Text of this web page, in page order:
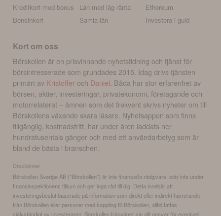
Kreditkort med bonus
Bensinkort
Lån med låg ränta
Samla lån
Ethereum
Investera i guld
Kort om oss
Börskollen är en prisvinnande nyhetstidning och tjänst för
börsintresserade som grundades 2015. Idag drivs tjänsten
primärt av Kristoffer och Daniel. Båda har stor erfarenhet av
börsen, aktier, investeringar, privatekonomi, företagande och
motorrelaterat – ämnen som det frekvent skrivs nyheter om till
Börskollens växande skara läsare. Nyhetsappen som finns
tillgänglig, kostnadsfritt, har under åren laddats ner
hundratusentals gånger och med ett användarbetyg som är
bland de bästa i branschen.
Disclaimer
Börskollen Sverige AB ("Börskollen") är inte finansiella rådgivare, står inte under
finansinspektionens tillsyn och ger inga råd till dig. Detta innebär att
investeringsbeslut baserade på information som direkt eller indirekt härrörande
från Börskollen eller personer med koppling till Börskollen, alltid fattas
självständigt av investeraren. Börskollen frånsäger sig allt ansvar för eventuell